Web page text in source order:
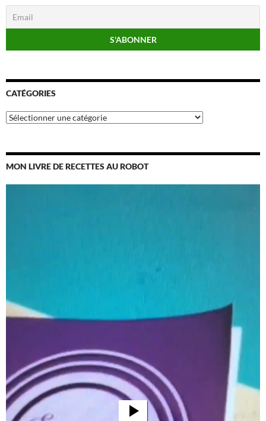
CATÉGORIES
Catégories
MON LIVRE DE RECETTES AU ROBOT